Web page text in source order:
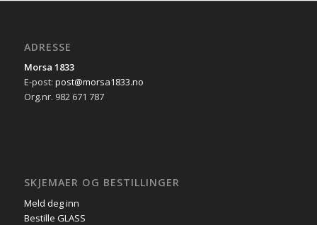
ADRESSE
Morsa 1833
E-post: post@morsa1833.no
Org.nr. 982 671 787
SKJEMAER OG BESTILLINGER
Meld deg inn
Bestille GLASS